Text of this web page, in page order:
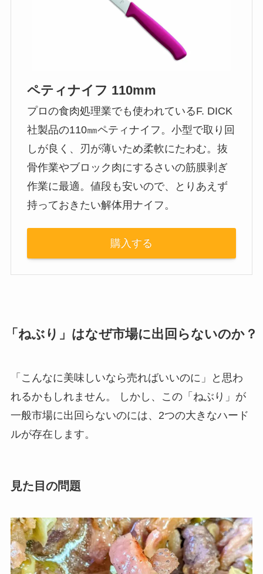
ペティナイフ 110mm
プロの食肉処理業でも使われているF. DICK
社製品の110㎜ペティナイフ。小型で取り回
しが良く、刃が薄いため柔軟にたわむ。抜
骨作業やブロック肉にするさいの筋膜剥ぎ
作業に最適。値段も安いので、とりあえず
持っておきたい解体用ナイフ。
購入する
「ねぶり」はなぜ市場に出回らないのか？
「こんなに美味しいなら売ればいいのに」と思わ
れるかもしれません。 しかし、この「ねぶり」が
一般市場に出回らないのには、2つの大きなハード
ルが存在します。
見た目の問題